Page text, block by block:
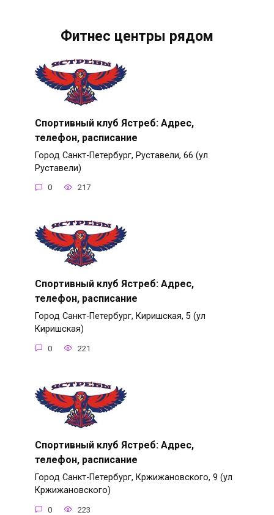
Фитнес центры рядом
Спортивный клуб Ястреб: Адрес,
телефон, расписание
Город Санкт-Петербург, Руставели, 66 (ул
Руставели)
0 217
Спортивный клуб Ястреб: Адрес,
телефон, расписание
Город Санкт-Петербург, Киришская, 5 (ул
Киришская)
0 221
Спортивный клуб Ястреб: Адрес,
телефон, расписание
Город Санкт-Петербург, Кржижановского, 9 (ул
Кржижановского)
0 223